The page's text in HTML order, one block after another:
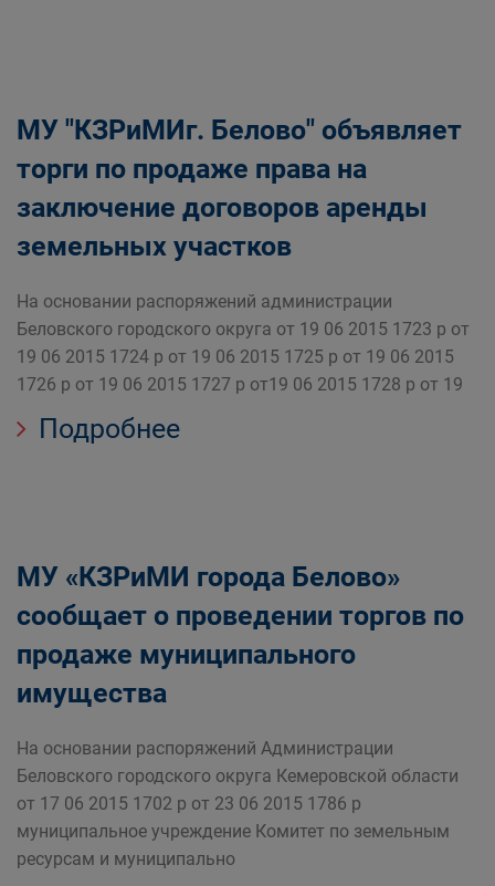
МУ "КЗРиМИг. Белово" объявляет
торги по продаже права на
заключение договоров аренды
земельных участков
На основании распоряжений администрации
Беловского городского округа от 19 06 2015 1723 р от
19 06 2015 1724 р от 19 06 2015 1725 р от 19 06 2015
1726 р от 19 06 2015 1727 р от19 06 2015 1728 р от 19
Подробнее
МУ «КЗРиМИ города Белово»
сообщает о проведении торгов по
продаже муниципального
имущества
На основании распоряжений Администрации
Беловского городского округа Кемеровской области
от 17 06 2015 1702 р от 23 06 2015 1786 р
муниципальное учреждение Комитет по земельным
ресурсам и муниципально